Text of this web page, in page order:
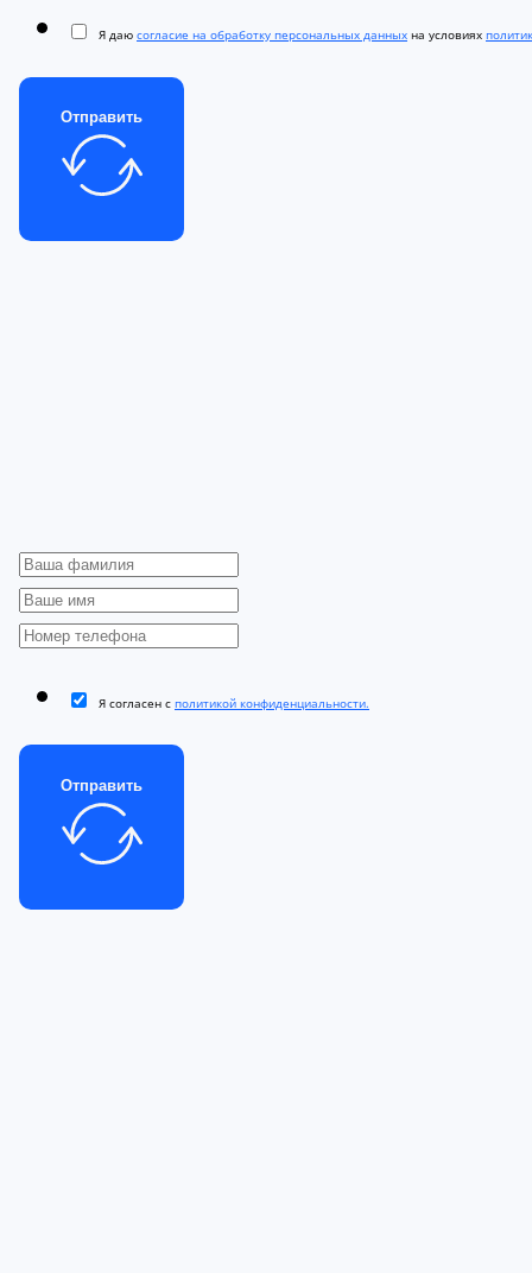
Я даю согласие на обработку персональных данных на условиях
Отправить
Я согласен с политикой конфиденциальности.
Отправить